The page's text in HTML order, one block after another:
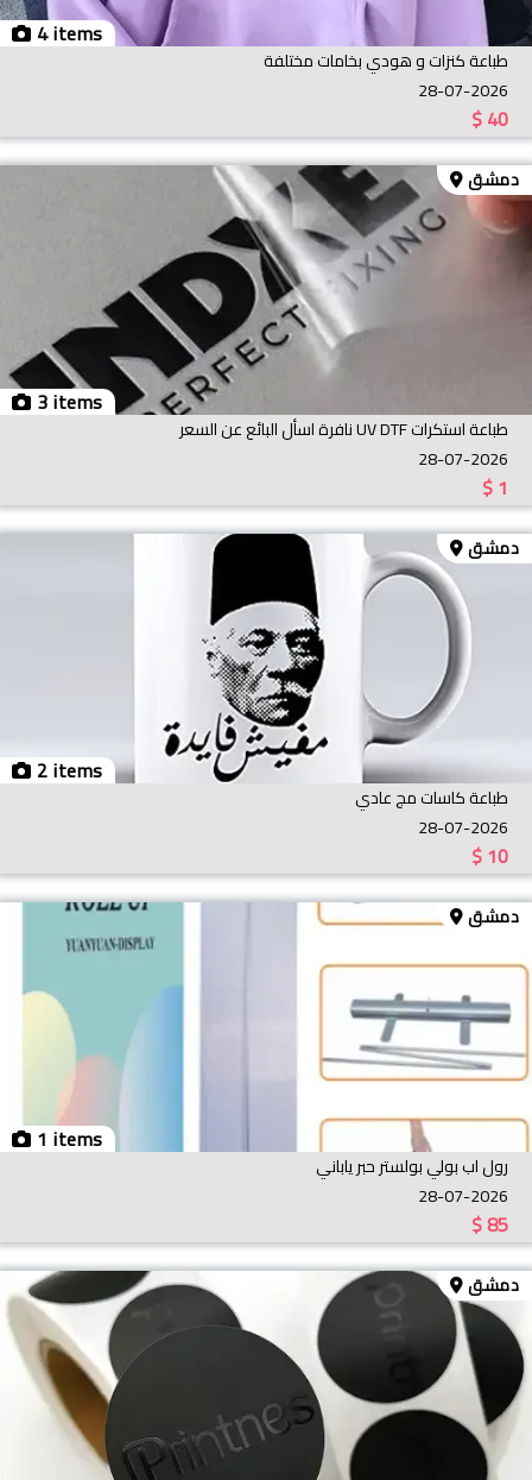
4 items
طباعة كنزات و هودي بخامات مختلفة
28-07-2026
$40
3 items
دمشق
طباعة استكرات UV DTF نافرة اسأل البائع عن السعر
28-07-2026
$1
2 items
دمشق
طباعة كاسات مج عادي
28-07-2026
$10
1 items
دمشق
رول اب بولي بولستر حبر ياباني
28-07-2026
$85
دمشق